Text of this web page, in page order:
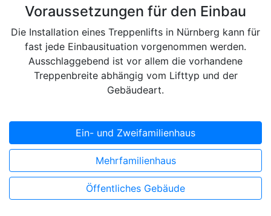
Voraussetzungen für den Einbau
Die Installation eines Treppenlifts in Nürnberg kann für
fast jede Einbausituation vorgenommen werden.
Ausschlaggebend ist vor allem die vorhandene
Treppenbreite abhängig vom Lifttyp und der
Gebäudeart.
Ein- und Zweifamilienhaus
Mehrfamilienhaus
Öffentliches Gebäude